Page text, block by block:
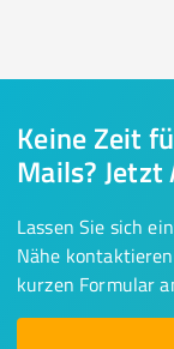
Keine Zeit
Mails?
Lassen Sie sich
Nähe
kurzen Formular